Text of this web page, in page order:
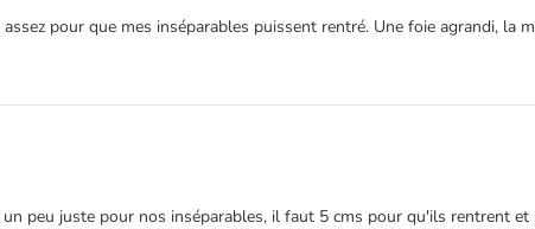
pour que mes inséparables puissent rentré. Une foie agrandi, la
peu juste pour nos inséparables, il faut 5 cms pour qu'ils rentrent